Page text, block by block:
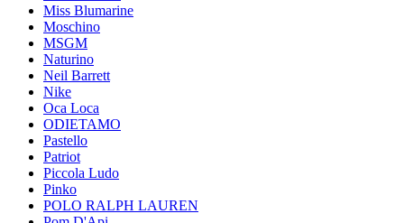
Miss Blumarine
Moschino
MSGM
Naturino
Neil Barrett
Nike
Oca Loca
ODIETAMO
Pastello
Patriot
Piccola Ludo
Pinko
POLO RALPH LAUREN